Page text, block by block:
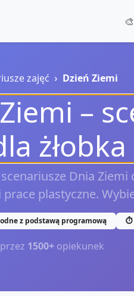
zajęć Dzień Ziemi
–
Dnia Ziemi
plastyczne.
z podstawą programową ⏱️
1500+ opiekunek